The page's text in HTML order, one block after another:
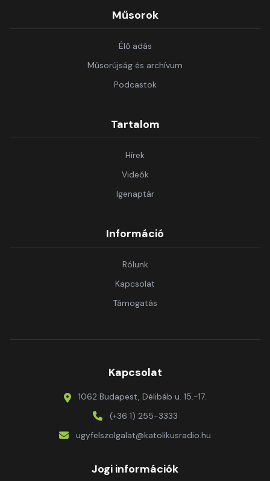
Műsorok
Élő adás
Műsorújság és archívum
Podcastok
Tartalom
Hírek
Videók
Igenaptár
Információ
Rólunk
Kapcsolat
Támogatás
Kapcsolat
1062 Budapest, Délibáb u. 15.-17.
(+36 1) 255-3333
ugyfelszolgalat@katolikusradio.hu
Jogi információk